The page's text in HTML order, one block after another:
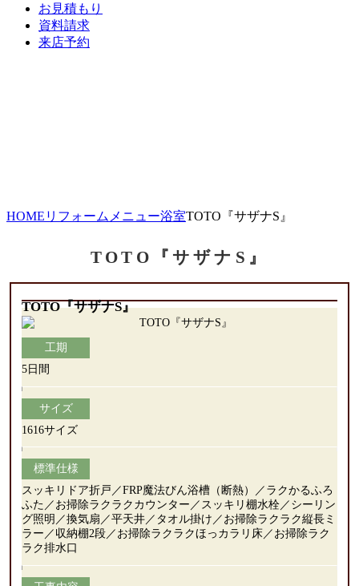
お見積もり
資料請求
来店予約
HOME リフォームメニュー浴室TOTO『サザナS』
TOTO『サザナS』
TOTO『サザナS』
工期
5日間
サイズ
1616サイズ
標準仕様
スッキリドア折戸／FRP魔法びん浴槽（断熱）／ラクかるふろ
ふた／お掃除ラクラクカウンター／スッキリ棚水栓／シーリン
グ照明／換気扇／平天井／タオル掛け／お掃除ラクラク縦長ミ
ラー／収納棚2段／お掃除ラクラクほっカラリ床／お掃除ラク
ラク排水口